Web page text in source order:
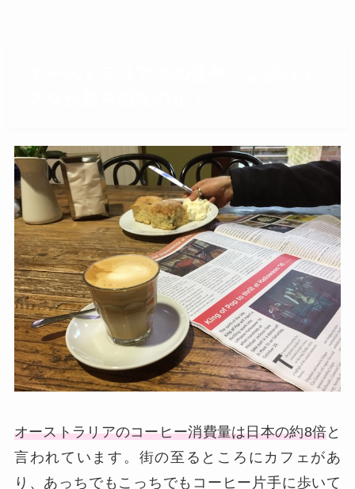
オーストラリアのコーヒー消費量は日本の約8倍と
言われています。街の至るところにカフェがあ
り、あっちでもこっちでもコーヒー片手に歩いて